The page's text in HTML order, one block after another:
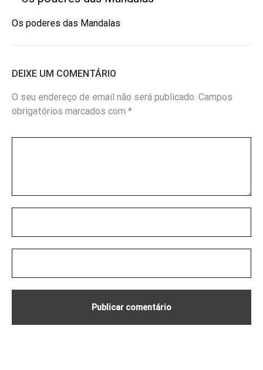
Os poderes das Mandalas
DEIXE UM COMENTÁRIO
O seu endereço de email não será publicado. Campos
obrigatórios marcados com *